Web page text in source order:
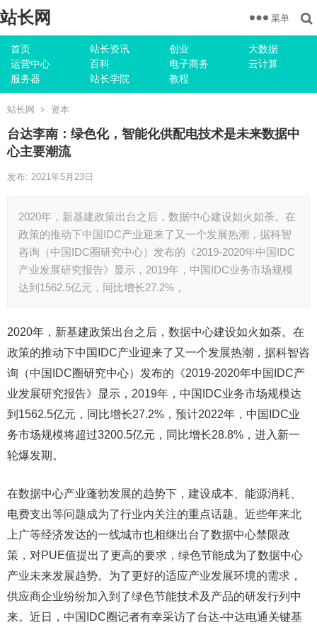
站长网
首页 站长资讯 创业
大数据
运营中心
百科 电子商务
云计算
服务器
站长学院 教程
菜单
站长网 资本
台达李南：绿色化，智能化供配电技术是未来数据中
心主要潮流
发布: 2021年5月23日
2020年，新基建政策出台之后，数据中心建设如火如荼。在
政策的推动下中国IDC产业迎来了又一个发展热潮，据科智
咨询（中国IDC圈研究中心）发布的《2019-2020年中国IDC
产业发展研究报告》显示，2019年，中国IDC业务市场规模
达到1562.5亿元，同比增长27.2%，
2020年，新基建政策出台之后，数据中心建设如火如荼。在
政策的推动下中国IDC产业迎来了又一个发展热潮，据科智咨
询（中国IDC圈研究中心）发布的《2019-2020年中国IDC产
业发展研究报告》显示，2019年，中国IDC业务市场规模达
到1562.5亿元，同比增长27.2%，预计2022年，中国IDC业
务市场规模将超过3200.5亿元，同比增长28.8%，进入新一
轮爆发期。
在数据中心产业蓬勃发展的趋势下，建设成本、能源消耗、
电费支出等问题成为了行业内关注的重点话题。近些年来北
上广等经济发达的一线城市也相继出台了数据中心禁限政
策，对PUE值提出了更高的要求，绿色节能成为了数据中心
产业未来发展趋势。为了更好的适应产业发展环境的需求，
供应商企业纷纷加入到了绿色节能技术及产品的研发行列中
来。近日，中国IDC圈记者有幸采访了台达-中达电通关键基